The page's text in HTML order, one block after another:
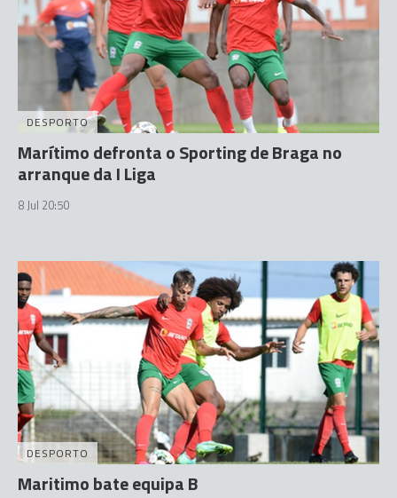
DESPORTO
Marítimo defronta o Sporting de Braga no
arranque da I Liga
8 Jul 20:50
DESPORTO
Maritimo bate equipa B